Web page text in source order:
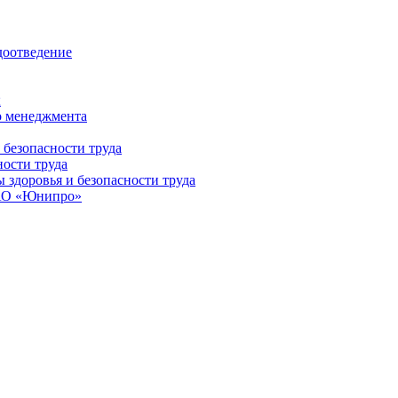
менеджмента
труда
труда
и безопасности труда
«Юнипро»